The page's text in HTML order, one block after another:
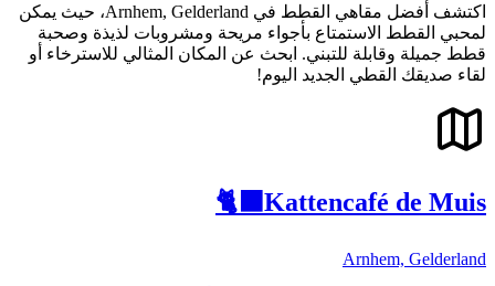
اكتشف أفضل مقاهي القطط في Arnhem, Gelderland، حيث يمكن
لمحبي القطط الاستمتاع بأجواء مريحة ومشروبات لذيذة وصحبة
قطط جميلة وقابلة للتبني. ابحث عن المكان المثالي للاسترخاء أو
لقاء صديقك القطي الجديد اليوم!
Kattencafé de Muis🐈‍⬛
Arnhem, Gelderland